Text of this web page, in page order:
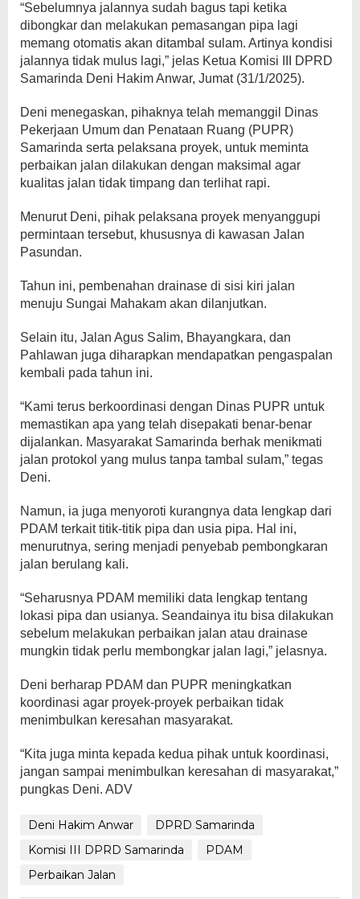
“Sebelumnya jalannya sudah bagus tapi ketika
dibongkar dan melakukan pemasangan pipa lagi
memang otomatis akan ditambal sulam. Artinya kondisi
jalannya tidak mulus lagi,” jelas Ketua Komisi III DPRD
Samarinda Deni Hakim Anwar, Jumat (31/1/2025).
Deni menegaskan, pihaknya telah memanggil Dinas
Pekerjaan Umum dan Penataan Ruang (PUPR)
Samarinda serta pelaksana proyek, untuk meminta
perbaikan jalan dilakukan dengan maksimal agar
kualitas jalan tidak timpang dan terlihat rapi.
Menurut Deni, pihak pelaksana proyek menyanggupi
permintaan tersebut, khususnya di kawasan Jalan
Pasundan.
Tahun ini, pembenahan drainase di sisi kiri jalan
menuju Sungai Mahakam akan dilanjutkan.
Selain itu, Jalan Agus Salim, Bhayangkara, dan
Pahlawan juga diharapkan mendapatkan pengaspalan
kembali pada tahun ini.
“Kami terus berkoordinasi dengan Dinas PUPR untuk
memastikan apa yang telah disepakati benar-benar
dijalankan. Masyarakat Samarinda berhak menikmati
jalan protokol yang mulus tanpa tambal sulam,” tegas
Deni.
Namun, ia juga menyoroti kurangnya data lengkap dari
PDAM terkait titik-titik pipa dan usia pipa. Hal ini,
menurutnya, sering menjadi penyebab pembongkaran
jalan berulang kali.
“Seharusnya PDAM memiliki data lengkap tentang
lokasi pipa dan usianya. Seandainya itu bisa dilakukan
sebelum melakukan perbaikan jalan atau drainase
mungkin tidak perlu membongkar jalan lagi,” jelasnya.
Deni berharap PDAM dan PUPR meningkatkan
koordinasi agar proyek-proyek perbaikan tidak
menimbulkan keresahan masyarakat.
“Kita juga minta kepada kedua pihak untuk koordinasi,
jangan sampai menimbulkan keresahan di masyarakat,”
pungkas Deni. ADV
Deni Hakim Anwar
DPRD Samarinda
Komisi III DPRD Samarinda
PDAM
Perbaikan Jalan